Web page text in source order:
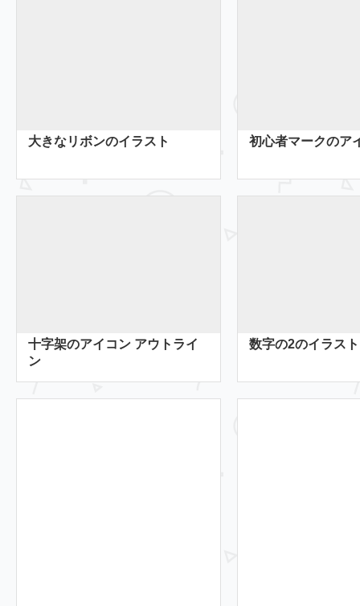
大きなリボンのイラスト 初心者マークのア
十字架のアイコン アウトライ
ン
数字の2のイラスト